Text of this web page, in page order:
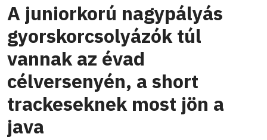
A juniorkorú nagypályás
gyorskorcsolyázók túl
vannak az évad
célversenyén, a short
trackeseknek most jön a
java